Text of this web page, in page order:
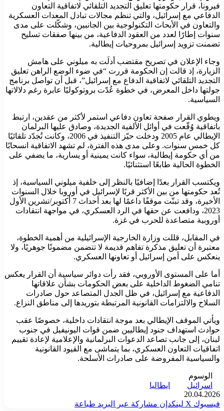
فيرونا، قرار حكومتها تعليق التجديد التلقائي لاتفاقية التعاون
الدفاعي مع إسرائيل، والتي تنظم مجالات تبادل المعدات العسكرية
والتعاون في الأبحاث التكنولوجية بين الجانبين، وشكّلت على مدى
سنوات إطارًا لعدد من العقود الدفاعية، من بينها صفقات تسليح
تضمنت تزويد إسرائيل بمروحيات إيطالية.
وجاء الإعلان في تصريح مقتضب أدلَت به ميلوني على هامش
الزيارة، إذ قالت إن الحكومة قررت “في ضوء الوضع الراهن تعليق
التجديد التلقائي لاتفاقية الدفاع مع إسرائيل”، قبل أن تواصل برنامج
جولتها داخل المعرض، في خطوة عُدّت بروتوكوليًا عابرة رغم دلالاتها
السياسية.
ويطوي القرار صفحة تعاون دفاعي استمر لأكثر من عقدين، ارتبط
باتفاقية وُقّعت في أوائل الألفية الجديدة، وصادق عليها البرلمان
الإيطالي عام 2005 ودخلت حيّز التنفيذ في 2006، وكانت تُجدّد تلقائيًا
كل خمس سنوات. وعلى مدى هذه الفترة، لم تشهد الاتفاقية انسحابًا
من أي حكومة إيطالية، سواء كانت يمينية أو يسارية، ما يضفي على
الخطوة الحالية طابعًا استثنائيًا.
ويكتسب القرار بعدًا إضافيًا بالنظر إلى خلفية ميلوني السياسية، إذ
تُعد حكومتها من بين الأكثر قربًا لإسرائيل في أوروبا خلال السنوات
الأخيرة، وقد تبنّت موقفًا داعمًا لها بعد أحداث 7 أكتوبر/تشرين الأول
2023، ودافعت عن حقها في الرد العسكري، في مواجهة انتقادات
أوروبية متصاعدة للحرب في غزة.
في المقابل، قللت وزارة الخارجية الإسرائيلية من أهمية الخطوة،
معتبرة أن تعليق مذكرة تفاهم قديمة لا تتضمن مضمونًا جوهريًا، ولا
ينعكس على أمن إسرائيل أو تعاونها العسكري.
أما على المستوى الأوروبي، فقد رأت دوائر سياسية أن القرار يعكس
تنامي الضغوط الداخلية على بعض الحكومات بشأن علاقاتها
الدفاعية مع إسرائيل، في ظل الجدل المتصاعد حول صادرات
السلاح والالتزامات القانونية المرتبطة بتوريدها إلى مناطق النزاع.
ويأتي الموقف الإيطالي بعد موجة انتقادات داخلية، خصوصًا عقب
حوادث استهداف جنود إيطاليين ضمن قوات اليونيفيل في جنوب
لبنان، إلى جانب تصاعد الدعوات البرلمانية والإعلامية لإعادة تقييم
اتفاقيات التعاون العسكري، بما يتماشى مع القيود القانونية
والسياسية المفروضة على صادرات الأسلحة.
الوسوم
اسرائيل
ايطاليا
20.04.2026
فيسبوك ‫X لينكدإن مشاركة عبر البريد طباعة